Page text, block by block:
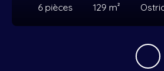
6 pièces 129 m²